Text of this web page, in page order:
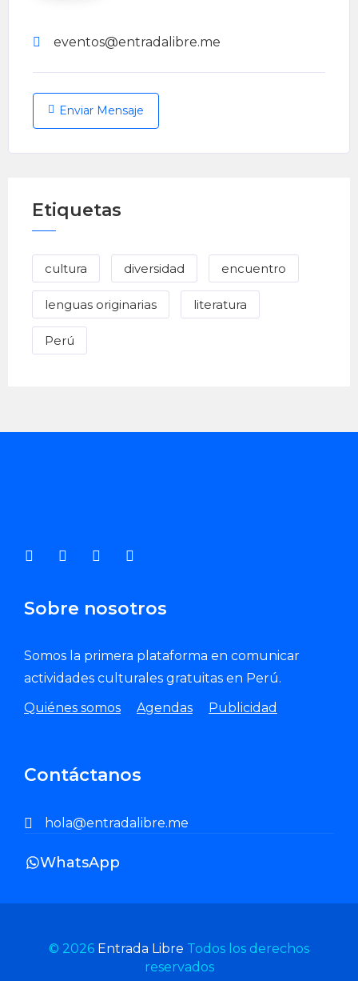
eventos@entradalibre.me
Enviar Mensaje
Enviar Correo
Etiquetas
cultura diversidad encuentro
lenguas originarias literatura
Perú
Sobre nosotros
Somos la primera plataforma en comunicar
actividades culturales gratuitas en Perú.
Quiénes somos
Agendas Publicidad
Contáctanos
hola@entradalibre.me
WhatsApp
© 2026 Entrada Libre Todos los derechos
reservados